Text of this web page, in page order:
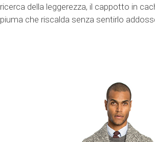
ricerca della leggerezza, il cappotto in
piuma che riscalda senza sentirlo